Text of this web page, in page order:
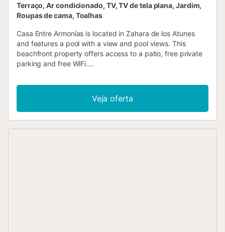
Terraço, Ar condicionado, TV, TV de tela plana, Jardim,
Roupas de cama, Toalhas
Casa Entre Armonías is located in Zahara de los Atunes
and features a pool with a view and pool views. This
beachfront property offers access to a patio, free private
parking and free WiFi....
Veja oferta